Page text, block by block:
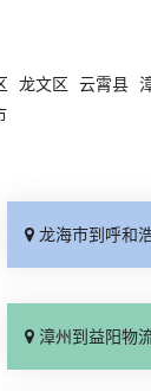
龙文区 云霄县
龙海市到呼和浩特物流专线_多久
漳州到益阳物流专线_急你